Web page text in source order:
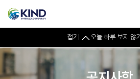
접기 오늘 하루 보지 않기